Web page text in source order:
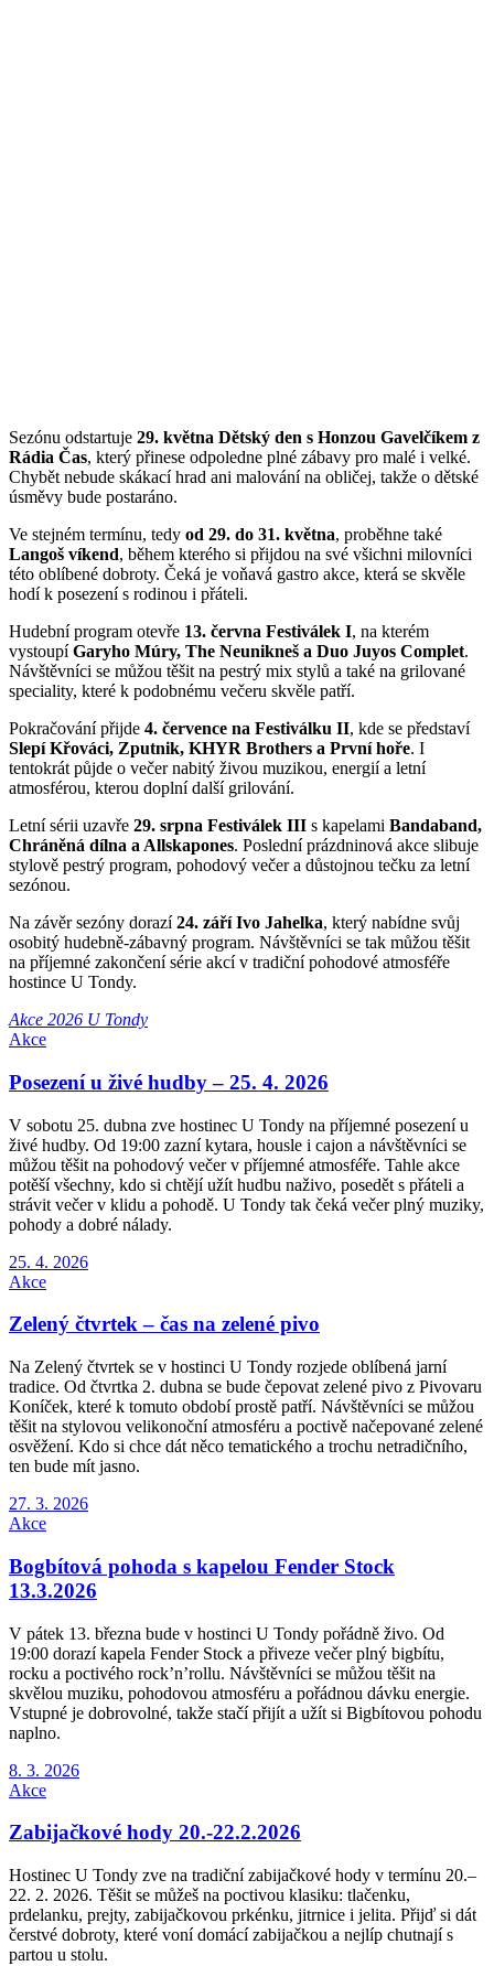
Sezónu odstartuje 29. května Dětský den s Honzou Gavelčíkem z
Rádia Čas, který přinese odpoledne plné zábavy pro malé i velké.
Chybět nebude skákací hrad ani malování na obličej, takže o dětské
úsměvy bude postaráno.
Ve stejném termínu, tedy od 29. do 31. května, proběhne také
Langoš víkend, během kterého si přijdou na své všichni milovníci
této oblíbené dobroty. Čeká je voňavá gastro akce, která se skvěle
hodí k posezení s rodinou i přáteli.
Hudební program otevře 13. června Festiválek I, na kterém
vystoupíGaryho Múry, The Neunikneš a Duo Juyos Complet.
Návštěvníci se můžou těšit na pestrý mix stylů a také na grilované
speciality, které k podobnému večeru skvěle patří.
Pokračování přijde 4. července na Festiválku II, kde se představí
Slepí Křováci, Zputnik, KHYR Brothers a První hoře. I
tentokrát půjde o večer nabitý živou muzikou, energií a letní
atmosférou, kterou doplní další grilování.
Letní sérii uzavře 29. srpna Festiválek III s kapelami Bandaband,
Chráněná dílna a Allskapones. Poslední prázdninová akce slibuje
stylově pestrý program, pohodový večer a důstojnou tečku za letní
sezónou.
Na závěr sezóny dorazí24. září Ivo Jahelka, který nabídne svůj
osobitý hudebně-zábavný program. Návštěvníci se tak můžou těšit
na příjemné zakončení série akcí v tradiční pohodové atmosféře
hostince U Tondy.
Akce 2026 U Tondy
Akce
Posezení u živé hudby – 25. 4. 2026
V sobotu 25. dubna zve hostinec U Tondy na příjemné posezení u
živé hudby. Od 19:00 zazní kytara, housle i cajon a návštěvníci se
můžou těšit na pohodový večer v příjemné atmosféře. Tahle akce
potěší všechny, kdo si chtějí užít hudbu naživo, posedět s přáteli a
strávit večer v klidu a pohodě. U Tondy tak čeká večer plný muziky,
pohody a dobré nálady.
25. 4. 2026
Akce
Zelený čtvrtek – čas na zelené pivo
Na Zelený čtvrtek se v hostinci U Tondy rozjede oblíbená jarní
tradice. Od čtvrtka 2. dubna se bude čepovat zelené pivo z Pivovaru
Koníček, které k tomuto období prostě patří. Návštěvníci se můžou
těšit na stylovou velikonoční atmosféru a poctivě načepované zelené
osvěžení. Kdo si chce dát něco tematického a trochu netradičního,
ten bude mít jasno.
27. 3. 2026
Akce
Bogbítová pohoda s kapelou Fender Stock
13.3.2026
V pátek 13. března bude v hostinci U Tondy pořádně živo. Od
19:00 dorazí kapela Fender Stock a přiveze večer plný bigbítu,
rocku a poctivého rock’n’rollu. Návštěvníci se můžou těšit na
skvělou muziku, pohodovou atmosféru a pořádnou dávku energie.
Vstupné je dobrovolné, takže stačí přijít a užít si Bigbítovou pohodu
naplno.
8. 3. 2026
Akce
Zabijačkové hody 20.-22.2.2026
Hostinec U Tondy zve na tradiční zabijačkové hody v termínu 20.–
22. 2. 2026. Těšit se můžeš na poctivou klasiku: tlačenku,
prdelanku, prejty, zabijačkovou prkénku, jitrnice i jelita. Přijď si dát
čerstvé dobroty, které voní domácí zabijačkou a nejlíp chutnají s
partou u stolu.